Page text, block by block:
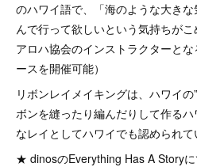
のハワイ語で、「海のような大き
んで行って欲しいという気持ちがこ
アロハ協会のインストラクターと
ースを開催可能）
リボンレイメイキングは、ハワイ
ボンを縫ったり編んだりして作る
なレイとしてハワイでも認められて
★ dinosのEverything Has A Storyに